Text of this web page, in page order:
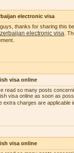
electronic visa
thanks for sharing this
electronic visa .
visa online
read so many posts
visa online as soon as
extra charges are applicable
visa online